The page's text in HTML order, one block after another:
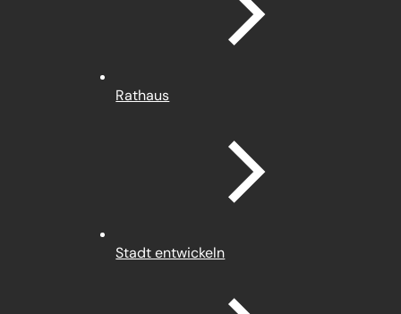
Rathaus
Stadt entwickeln